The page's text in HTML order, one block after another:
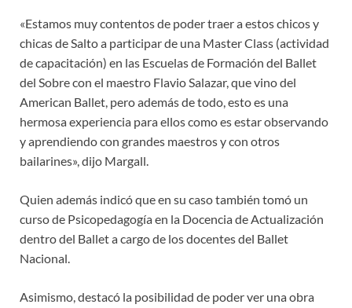
«Estamos muy contentos de poder traer a estos chicos y
chicas de Salto a participar de una Master Class (actividad
de capacitación) en las Escuelas de Formación del Ballet
del Sobre con el maestro Flavio Salazar, que vino del
American Ballet, pero además de todo, esto es una
hermosa experiencia para ellos como es estar observando
y aprendiendo con grandes maestros y con otros
bailarines», dijo Margall.
Quien además indicó que en su caso también tomó un
curso de Psicopedagogía en la Docencia de Actualización
dentro del Ballet a cargo de los docentes del Ballet
Nacional.
Asimismo, destacó la posibilidad de poder ver una obra